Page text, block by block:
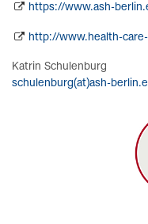
https://www.ash-
http://www.health-
Katrin Schulenburg
schulenburg(at)ash-